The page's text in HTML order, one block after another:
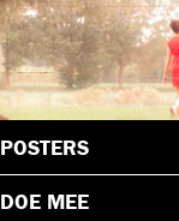
POSTERS
DOE MEE